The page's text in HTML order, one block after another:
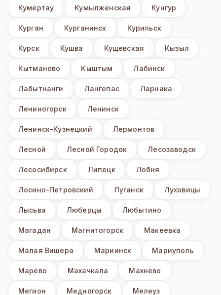
Кумертау Кумылженская Кунгур
Курган Курганинск Курильск
Курск Кушва Кущевская Кызыл
Кытманово Кыштым Лабинск
Лабытнанги Лангепас Ларнака
Лениногорск Ленинск
Ленинск-Кузнецкий Лермонтов
Лесной Лесной Городок Лесозаводск
Лесосибирск Липецк Лобня
Лосино-Петровский Луганск Луховицы
Лысьва Люберцы Любытино
Магадан Магнитогорск Макеевка
Малая Вишера Мариинск Мариуполь
Марёво Махачкала Махнёво
Мегион Медногорск Мелеуз